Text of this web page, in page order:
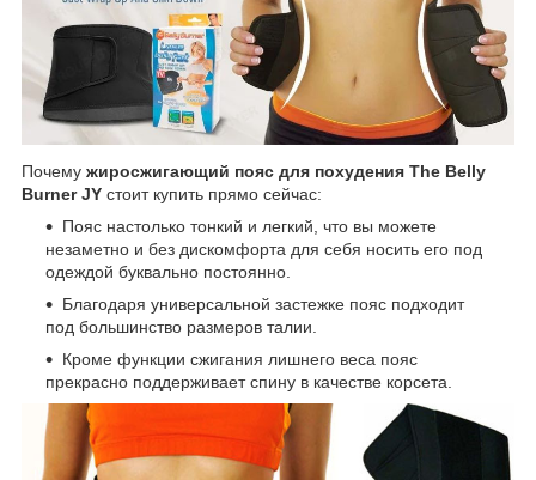
Почему жиросжигающий пояс для похудения The Belly
Burner JY стоит купить прямо сейчас:
Пояс настолько тонкий и легкий, что вы можете
незаметно и без дискомфорта для себя носить его под
одеждой буквально постоянно.
Благодаря универсальной застежке пояс подходит
под большинство размеров талии.
Кроме функции сжигания лишнего веса пояс
прекрасно поддерживает спину в качестве корсета.